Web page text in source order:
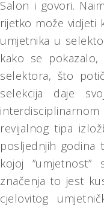
Salon i govori.
rijetko može vidjeti
umjetnika u
kako se
selektora, što
selekcija daje
revijalnog tipa
posljednjih godina
kojoj ”umjetnost”
značenja to jest
cjelovitog